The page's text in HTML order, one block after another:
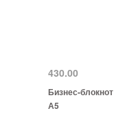
430.00
Бизнес-
А5